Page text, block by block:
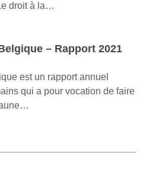
droit à la…
– Rapport 2021
est un rapport annuel
qui a pour vocation de faire